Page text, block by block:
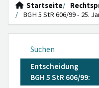
Startseite
BGH 5 StR 606/99 - 25.
Suchen
Entscheidung
BGH 5 StR 606/99: